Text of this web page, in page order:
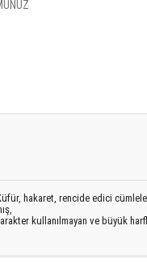
hakaret, rencide edici
kullanılmayan ve büyük